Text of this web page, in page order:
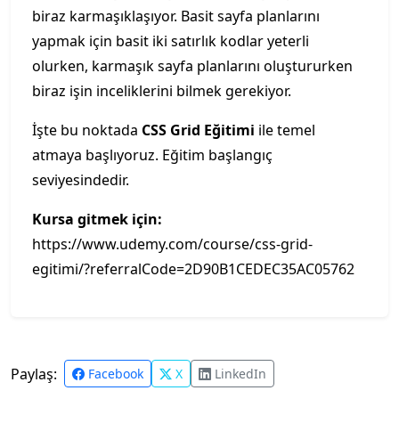
biraz karmaşıklaşıyor. Basit sayfa planlarını
yapmak için basit iki satırlık kodlar yeterli
olurken, karmaşık sayfa planlarını oluştururken
biraz işin inceliklerini bilmek gerekiyor.
İşte bu noktada CSS Grid Eğitimi ile temel
atmaya başlıyoruz. Eğitim başlangıç
seviyesindedir.
Kursa gitmek için:
https://www.udemy.com/course/css-grid-
egitimi/?referralCode=2D90B1CEDEC35AC05762
Paylaş: Facebook X LinkedIn